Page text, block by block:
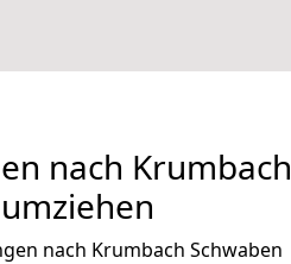
nach Krumbach
nach Krumbach Schwaben